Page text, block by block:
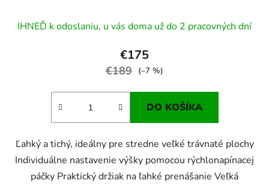
IHNEĎ k odoslaniu, u vás doma už do 2 pracovných dní
€175
€189 (–7 %)
DO KOŠÍKA
Ľahký a tichý, ideálny pre stredne veľké trávnaté plochy
Individuálne nastavenie výšky pomocou rýchlonapínacej
páčky Praktický držiak na ľahké prenášanie Veľká